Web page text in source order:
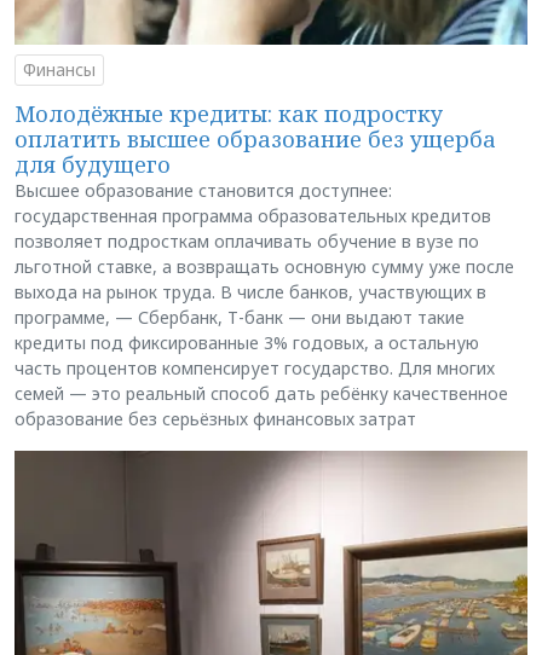
Финансы
Молодёжные кредиты: как подростку
оплатить высшее образование без ущерба
для будущего
Высшее образование становится доступнее:
государственная программа образовательных кредитов
позволяет подросткам оплачивать обучение в вузе по
льготной ставке, а возвращать основную сумму уже после
выхода на рынок труда. В числе банков, участвующих в
программе, — Сбербанк, Т-банк — они выдают такие
кредиты под фиксированные 3% годовых, а остальную
часть процентов компенсирует государство. Для многих
семей — это реальный способ дать ребёнку качественное
образование без серьёзных финансовых затрат